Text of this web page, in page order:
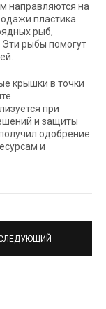
направляются на
пластика
рыб,
рыбы помогут
крышки в точки
при
и защиты
одобрение
и